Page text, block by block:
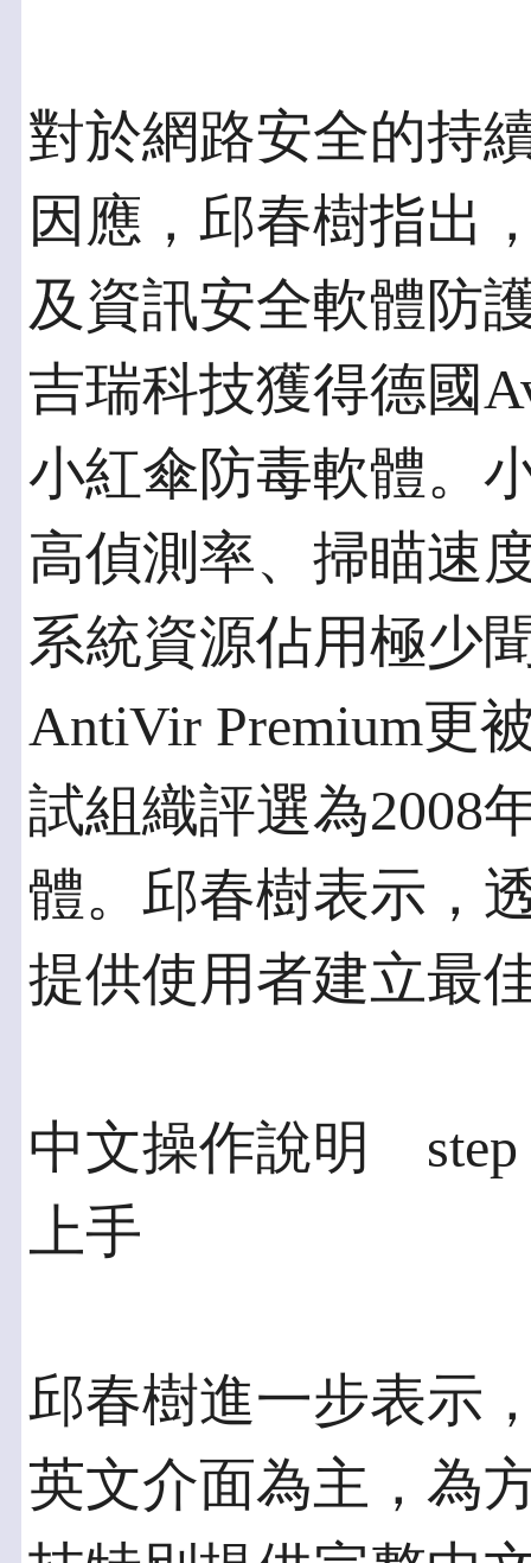
對於網路安全的持
因應，邱春樹指出
及資訊安全軟體防
吉瑞科技獲得德國
小紅傘防毒軟體。
高偵測率、掃瞄速
系統資源佔用極少
AntiVir Premium更
試組織評選為2008
體。邱春樹表示，
提供使用者建立最
中文操作說明
上手
邱春樹進一步表示
英文介面為主，為